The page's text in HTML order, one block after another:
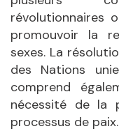
révolutionnaires
promouvoir la
sexes. La
des Nations
comprend
nécessité de la
processus de paix.